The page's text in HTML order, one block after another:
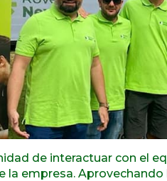
de interactuar con el
la empresa.